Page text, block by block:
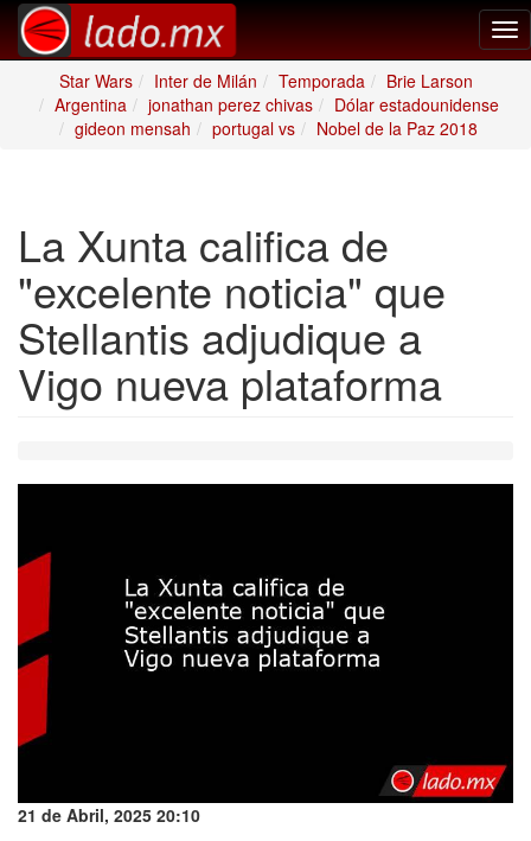
Star Wars
Inter de Milán Temporada
Brie Larson
Argentina
jonathan perez chivas
Dólar estadounidense
gideon mensah
portugal vs Nobel de la Paz 2018
La Xunta califica de
"excelente noticia" que
Stellantis adjudique a
Vigo nueva plataforma
21 de Abril, 2025 20:10